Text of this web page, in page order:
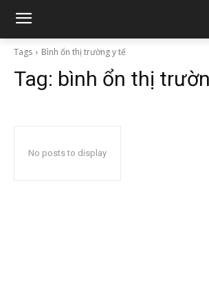
Tags Bình ổn thị trường y tế
Tag: bình ổn thị
No posts to display